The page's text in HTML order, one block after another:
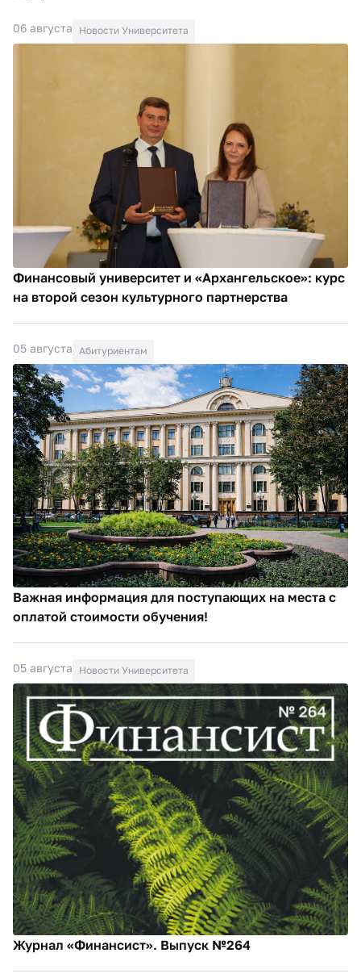
06 августа Новости Университета
Финансовый университет и «Архангельское»: курс
на второй сезон культурного партнерства
05 августа Абитуриентам
Важная информация для поступающих на места с
оплатой стоимости обучения!
05 августа Новости Университета
Журнал «Финансист». Выпуск №264